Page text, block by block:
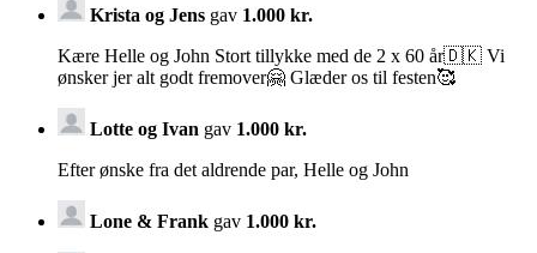
Krista og Jens gav 1.000 kr.
Kære Helle og John Stort tillykke med de 2 x 60 år🇩🇰 Vi
ønsker jer alt godt fremover🤗 Glæder os til festen🥰
Lotte og Ivan gav 1.000 kr.
Efter ønske fra det aldrende par, Helle og John
Lone & Frank gav 1.000 kr.